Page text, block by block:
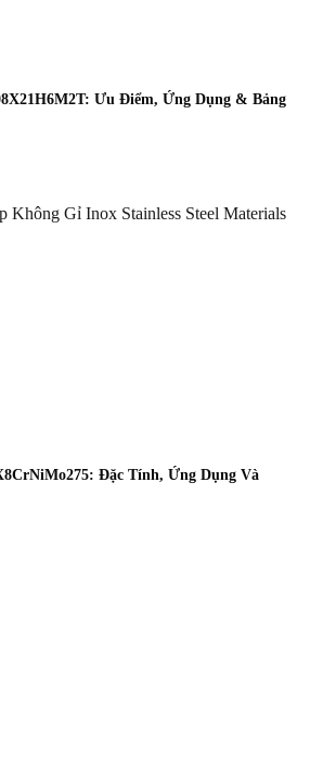
Ưu Điểm, Ứng Dụng & Bảng
Đặc Tính, Ứng Dụng Và